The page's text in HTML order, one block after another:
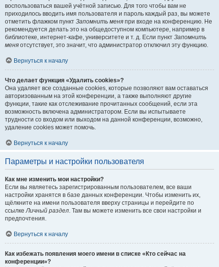
воспользоваться вашей учётной записью. Для того чтобы вам не
приходилось вводить имя пользователя и пароль каждый раз, вы можете
отметить флажком пункт Запомнить меня при входе на конференцию. Не
рекомендуется делать это на общедоступном компьютере, например в
библиотеке, интернет-кафе, университете и т. д. Если пункт Запомнить
меня отсутствует, это значит, что администратор отключил эту функцию.
Вернуться к началу
Что делает функция «Удалить cookies»?
Она удаляет все созданные cookies, которые позволяют вам оставаться
авторизованным на этой конференции, а также выполняют другие
функции, такие как отслеживание прочитанных сообщений, если эта
возможность включена администратором. Если вы испытываете
трудности со входом или выходом на данной конференции, возможно,
удаление cookies может помочь.
Вернуться к началу
Параметры и настройки пользователя
Как мне изменить мои настройки?
Если вы являетесь зарегистрированным пользователем, все ваши
настройки хранятся в базе данных конференции. Чтобы изменить их,
щёлкните на имени пользователя вверху страницы и перейдите по
ссылкеЛичный раздел. Там вы можете изменить все свои настройки и
предпочтения.
Вернуться к началу
Как избежать появления моего имени в списке «Кто сейчас на
конференции»?